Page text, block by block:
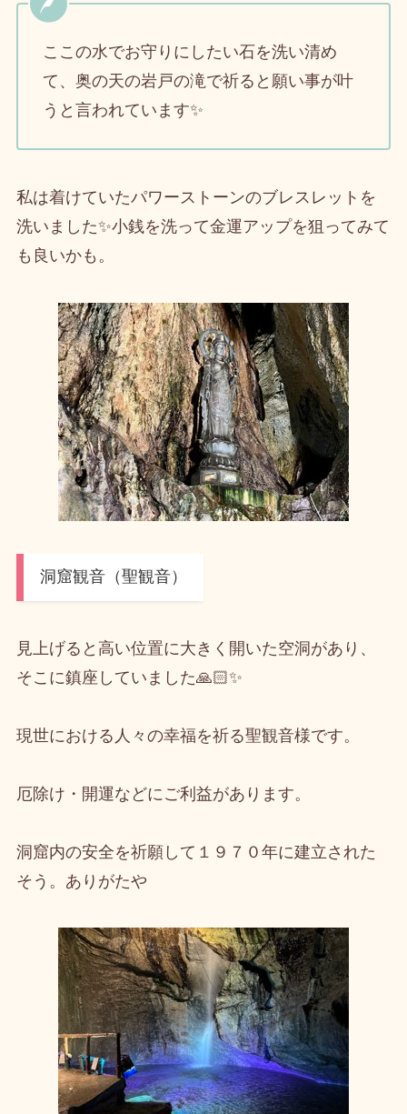
ここの水でお守りにしたい石を洗い清め
て、奥の天の岩戸の滝で祈ると願い事が叶
うと言われています✨
私は着けていたパワーストーンのブレスレットを
洗いました✨小銭を洗って金運アップを狙ってみて
も良いかも。
洞窟観音（聖観音）
見上げると高い位置に大きく開いた空洞があり、
そこに鎮座していました🙏🏻✨
現世における人々の幸福を祈る聖観音様です。
厄除け・開運などにご利益があります。
洞窟内の安全を祈願して１９７０年に建立された
そう。ありがたや